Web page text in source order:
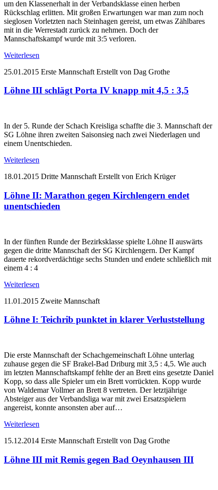
um den Klassenerhalt in der Verbandsklasse einen herben
Rückschlag erlitten. Mit großen Erwartungen war man zum noch
sieglosen Vorletzten nach Steinhagen gereist, um etwas Zählbares
mit in die Werrestadt zurück zu nehmen. Doch der
Mannschaftskampf wurde mit 3:5 verloren.
Weiterlesen
25.01.2015 Erste Mannschaft Erstellt von Dag Grothe
Löhne III schlägt Porta IV knapp mit 4,5 : 3,5
In der 5. Runde der Schach Kreisliga schaffte die 3. Mannschaft der
SG Löhne ihren zweiten Saisonsieg nach zwei Niederlagen und
einem Unentschieden.
Weiterlesen
18.01.2015 Dritte Mannschaft Erstellt von Erich Krüger
Löhne II: Marathon gegen Kirchlengern endet
unentschieden
In der fünften Runde der Bezirksklasse spielte Löhne II auswärts
gegen die dritte Mannschaft der SG Kirchlengern. Der Kampf
dauerte rekordverdächtige sechs Stunden und endete schließlich mit
einem 4 : 4
Weiterlesen
11.01.2015 Zweite Mannschaft
Löhne I: Teichrib punktet in klarer Verluststellung
Die erste Mannschaft der Schachgemeinschaft Löhne unterlag
zuhause gegen die SF Brakel-Bad Driburg mit 3,5 : 4,5. Wie auch
im letzten Mannschaftskampf fehlte der an Brett eins gesetzte Daniel
Kopp, so dass alle Spieler um ein Brett vorrückten. Kopp wurde
von Waldemar Vollmer an Brett 8 vertreten. Der letztjährige
Absteiger aus der Verbandsliga war mit zwei Ersatzspielern
angereist, konnte ansonsten aber auf…
Weiterlesen
15.12.2014 Erste Mannschaft Erstellt von Dag Grothe
Löhne III mit Remis gegen Bad Oeynhausen III